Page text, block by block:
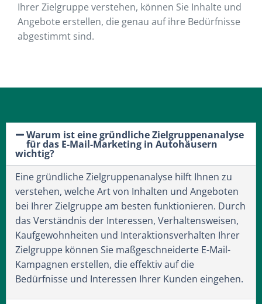
Ihrer Zielgruppe verstehen, können Sie Inhalte und
Angebote erstellen, die genau auf ihre Bedürfnisse
abgestimmt sind.
Warum ist eine gründliche Zielgruppenanalyse
für das E-Mail-Marketing in Autohäusern
wichtig?
Eine gründliche Zielgruppenanalyse hilft Ihnen zu
verstehen, welche Art von Inhalten und Angeboten
bei Ihrer Zielgruppe am besten funktionieren. Durch
das Verständnis der Interessen, Verhaltensweisen,
Kaufgewohnheiten und Interaktionsverhalten Ihrer
Zielgruppe können Sie maßgeschneiderte E-Mail-
Kampagnen erstellen, die effektiv auf die
Bedürfnisse und Interessen Ihrer Kunden eingehen.